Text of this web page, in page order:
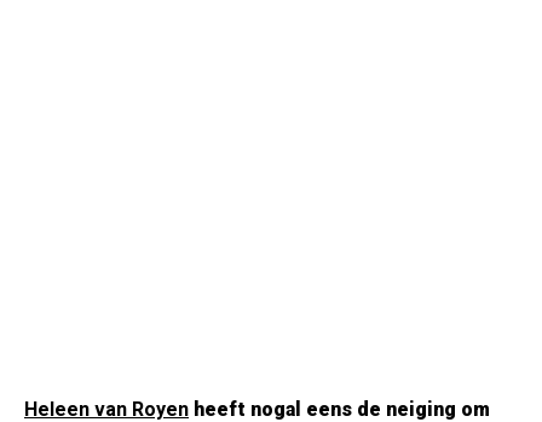
Heleen van Royen heeft nogal eens de neiging om